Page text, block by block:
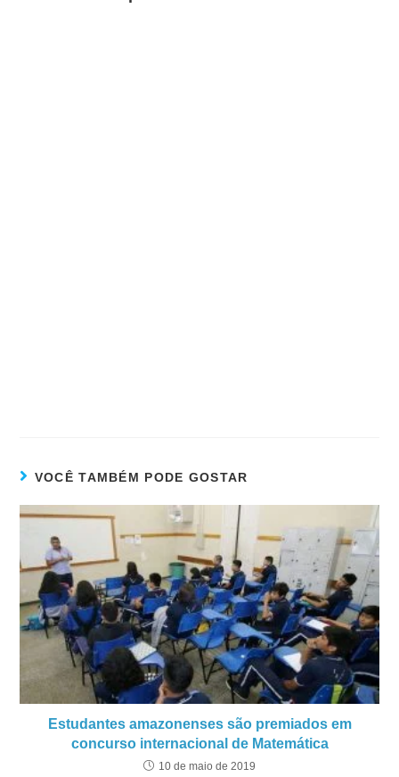
VOCÊ TAMBÉM PODE GOSTAR
Estudantes amazonenses são premiados em
concurso internacional de Matemática
10 de maio de 2019